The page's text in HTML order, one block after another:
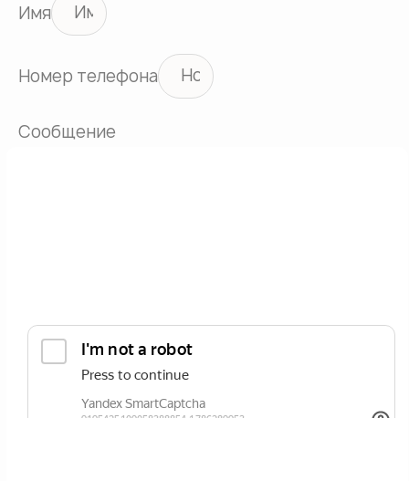
Имя
Номер телефона
Сообщение